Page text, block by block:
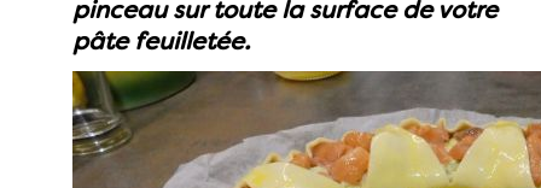
pinceau sur toute la surface de votre
pâte feuilletée.